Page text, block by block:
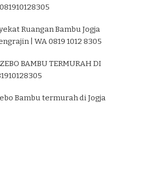
Ruangan Bambu Jogja
| WA 0819 1012 8305
BAMBU TERMURAH DI
Bambu termurah di Jogja